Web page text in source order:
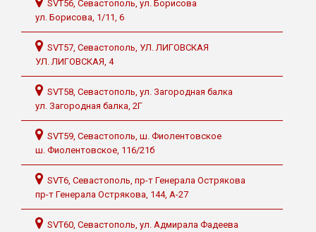
SVT56, Севастополь, ул. Борисова
ул. Борисова, 1/11, 6
SVT57, Севастополь, УЛ. ЛИГОВСКАЯ
УЛ. ЛИГОВСКАЯ, 4
SVT58, Севастополь, ул. Загородная балка
ул. Загородная балка, 2Г
SVT59, Севастополь, ш. Фиолентовское
ш. Фиолентовское, 116/21б
SVT6, Севастополь, пр-т Генерала Острякова
пр-т Генерала Острякова, 144, А-27
SVT60, Севастополь, ул. Адмирала Фадеева